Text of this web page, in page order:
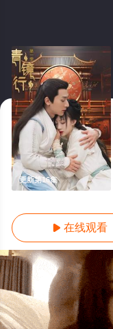
更新第16集
 在线观看